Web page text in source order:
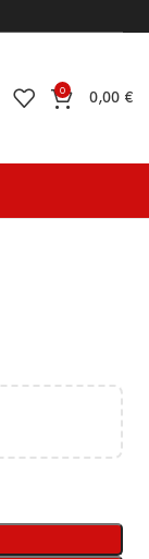
0 0,00 €